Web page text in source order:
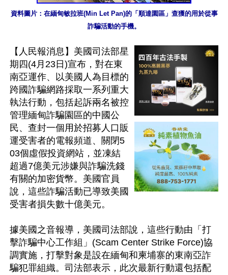
資料圖片：在緬甸敏拉班(Min Let Pan)的「順達園區」查獲的用於從事
詐騙活動的手機。
【人民報消息】美國司法部星
期四(4月23日)宣布，對在東
南亞運作、以美國人為目標的
跨國詐騙網路採取一系列重大
執法行動，包括起訴兩名被控
管理緬甸詐騙園區的中國公
民、查封一個用於招募人口販
運受害者的電報頻道、關閉5
03個虛假投資網站，並凍結
超過7億美元涉嫌與詐騙洗錢
有關的加密貨幣。美國官員
說，這些詐騙活動已導致美國
受害者損失數十億美元。
據美國之音報導，美國司法部說，這些行動由「打
擊詐騙中心工作組」(Scam Center Strike Force)協
調實施，打擊對象是設在緬甸和柬埔寨的東南亞詐
騙犯罪組織。司法部表示，此次最新行動還包括配